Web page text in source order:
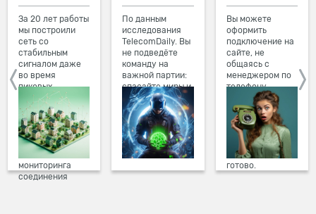
За 20 лет работы
мы построили
сеть со
стабильным
сигналом даже
во время
пиковых
нагрузок в
вечернее время.
Мы постоянно
обновляем наше
оборудование в
домах, а система
мониторинга
соединения
По данным
исследования
TelecomDaily. Вы
не подведёте
команду на
важной партии:
спасайте миры и
побеждайте с
друзьями в
онлайн-играх.
Вы можете
оформить
подключение на
сайте, не
общаясь с
менеджером по
телефону.
Просто в три
клика заполните
форму заявки на
сайте, выберите
дату и время
подключения,
готово.